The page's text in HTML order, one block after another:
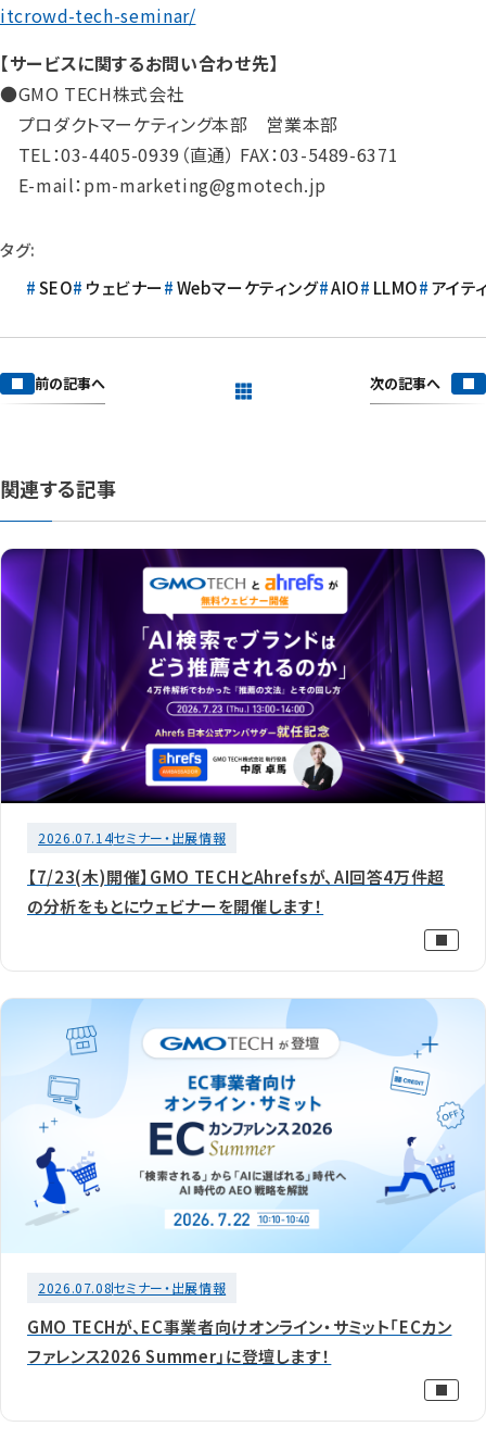
itcrowd-tech-seminar/
【サービスに関するお問い合わせ先】
●GMO TECH株式会社
プロダクトマーケティング本部 営業本部
TEL：03-4405-0939（直通） FAX：03-5489-6371
E-mail：pm-marketing@gmotech.jp
タグ:
SEO
ウェビナー Webマーケティング AIO LLMO アイテ
前の記事へ 次の記事へ
関連する記事
2026.07.14セミナー・出展情報
【7/23(木)開催】GMO TECHとAhrefsが、AI回答4万件超
の分析をもとにウェビナーを開催します！
2026.07.08セミナー・出展情報
GMO TECHが、EC事業者向けオンライン・サミット「ECカン
ファレンス2026 Summer」に登壇します！